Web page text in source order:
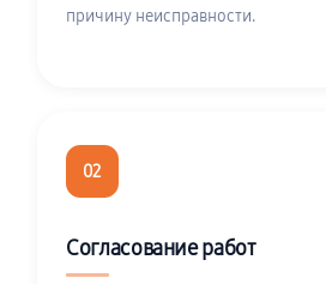
причину неисправности.
02
Согласование работ